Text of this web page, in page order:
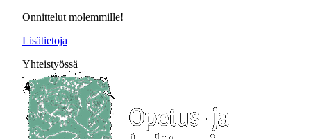
Onnittelut molemmille!
Lisätietoja
Yhteistyössä